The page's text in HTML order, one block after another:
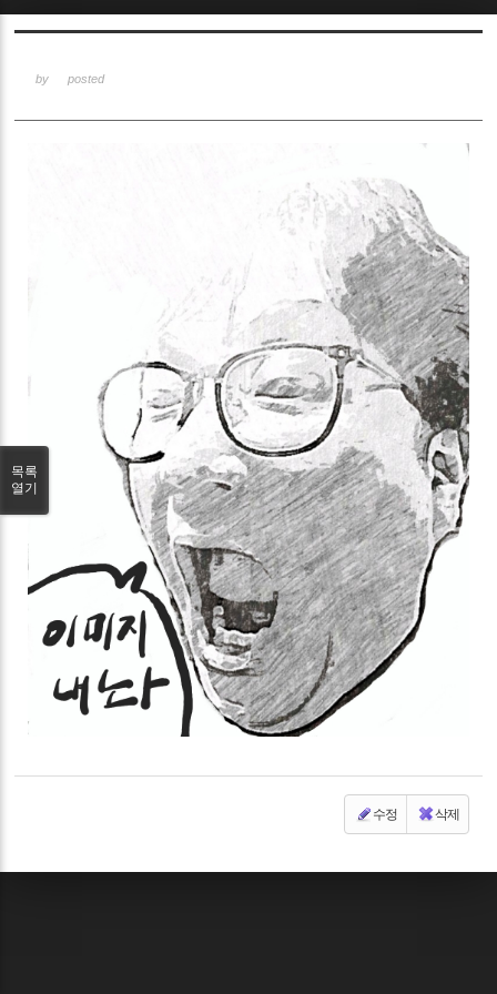
by posted
수정 삭제
목록
열기
Sketchbook5, 스케치북5
Sketchbook5, 스케치북5